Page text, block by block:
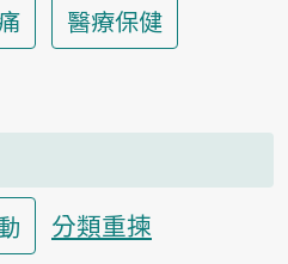
醫療保健
分類重揀